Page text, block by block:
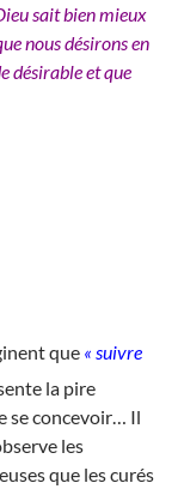
sait bien mieux
nous désirons en
désirable et que
que « suivre
la pire
se concevoir… Il
les
que les curés